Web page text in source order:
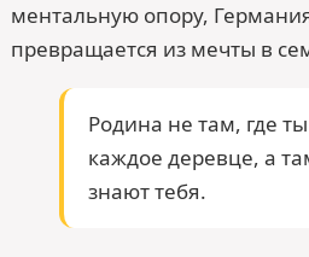
ментальную опору,
превращается из мечты в
Родина не там, где
каждое деревце, а
знают тебя.